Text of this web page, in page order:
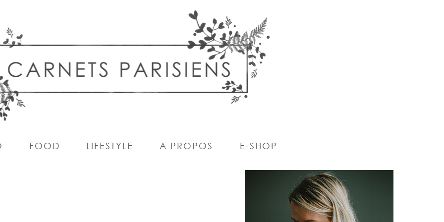
FOOD LIFESTYLE A PROPOS E-SHOP